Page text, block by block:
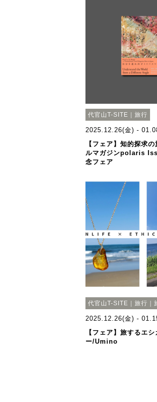
代官山T-SITE｜旅行
2025.12.26(金) -
【フェア】知的探求
ルマガジンpolaris
念フェア
代官山T-SITE｜旅行｜
2025.12.26(金) -
【フェア】旅するエ
ー/Umino